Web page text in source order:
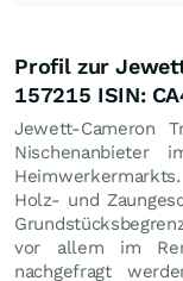
Profil zur
157215 ISIN:
Jewett-Cameron
Holz- und
vor allem im
nachgefragt